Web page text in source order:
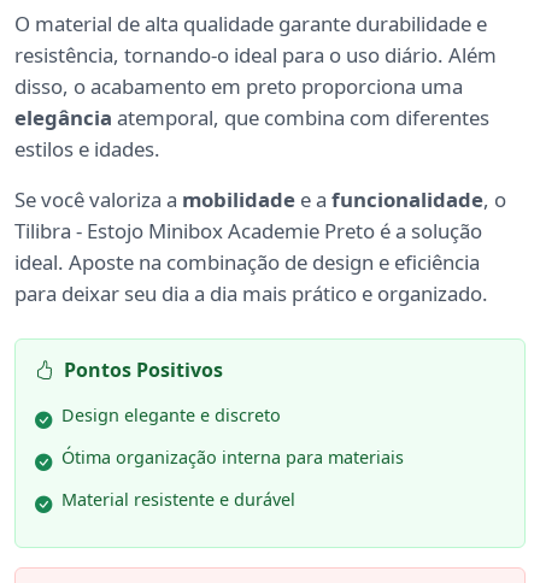
O material de alta qualidade garante durabilidade e
resistência, tornando-o ideal para o uso diário. Além
disso, o acabamento em preto proporciona uma
elegância atemporal, que combina com diferentes
estilos e idades.
Se você valoriza a mobilidade e a funcionalidade, o
Tilibra - Estojo Minibox Academie Preto é a solução
ideal. Aposte na combinação de design e eficiência
para deixar seu dia a dia mais prático e organizado.
Pontos Positivos
Design elegante e discreto
Ótima organização interna para materiais
Material resistente e durável